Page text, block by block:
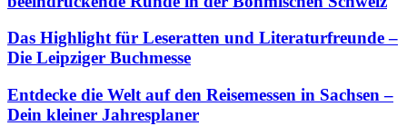
Das Highlight für Leseratten und Literaturfreunde –
Die Leipziger Buchmesse
Entdecke die Welt auf den Reisemessen in Sachsen –
Dein kleiner Jahresplaner